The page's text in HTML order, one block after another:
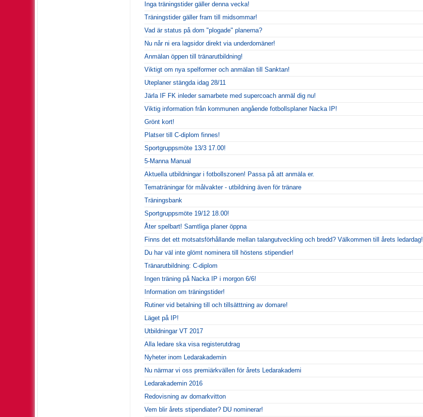
Inga träningstider gäller denna vecka!
Träningstider gäller fram till midsommar!
Vad är status på dom "plogade" planerna?
Nu når ni era lagsidor direkt via underdomäner!
Anmälan öppen till tränarutbildning!
Viktigt om nya spelformer och anmälan till Sanktan!
Uteplaner stängda idag 28/11
Järla IF FK inleder samarbete med supercoach anmäl dig nu!
Viktig information från kommunen angående fotbollsplaner Nacka IP!
Grönt kort!
Platser till C-diplom finnes!
Sportgruppsmöte 13/3 17.00!
5-Manna Manual
Aktuella utbildningar i fotbollszonen! Passa på att anmäla er.
Tematräningar för målvakter - utbildning även för tränare
Träningsbank
Sportgruppsmöte 19/12 18.00!
Åter spelbart! Samtliga planer öppna
Finns det ett motsatsförhållande mellan talangutveckling och bredd? Välkommen till årets ledardag!
Du har väl inte glömt nominera till höstens stipendier!
Tränarutbildning: C-diplom
Ingen träning på Nacka IP i morgon 6/6!
Information om träningstider!
Rutiner vid betalning till och tillsätttning av domare!
Läget på IP!
Utbildningar VT 2017
Alla ledare ska visa registerutdrag
Nyheter inom Ledarakademin
Nu närmar vi oss premiärkvällen för årets Ledarakademi
Ledarakademin 2016
Redovisning av domarkvitton
Vem blir årets stipendiater? DU nominerar!